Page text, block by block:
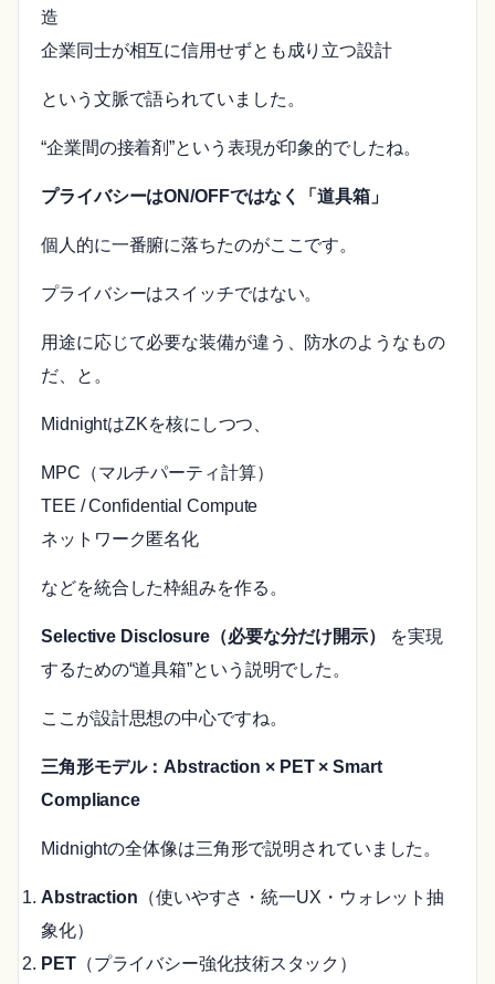
造
企業同士が相互に信用せずとも成り立つ設計
という文脈で語られていました。
“企業間の接着剤”という表現が印象的でしたね。
プライバシーはON/OFFではなく「道具箱」
個人的に一番腑に落ちたのがここです。
プライバシーはスイッチではない。
用途に応じて必要な装備が違う、防水のようなもの
だ、と。
MidnightはZKを核にしつつ、
MPC（マルチパーティ計算）
TEE / Confidential Compute
ネットワーク匿名化
などを統合した枠組みを作る。
Selective Disclosure（必要な分だけ開示）
を実現
するための“道具箱”という説明でした。
ここが設計思想の中心ですね。
三角形モデル：Abstraction × PET × Smart
Compliance
Midnightの全体像は三角形で説明されていました。
Abstraction （使いやすさ・統一UX・ウォレット抽
象化）
PET（プライバシー強化技術スタック）